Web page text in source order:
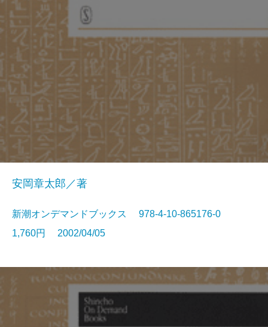
安岡章太郎／著
新潮オンデマンドブックス 978-4-10-865176-0
1,760円 2002/04/05